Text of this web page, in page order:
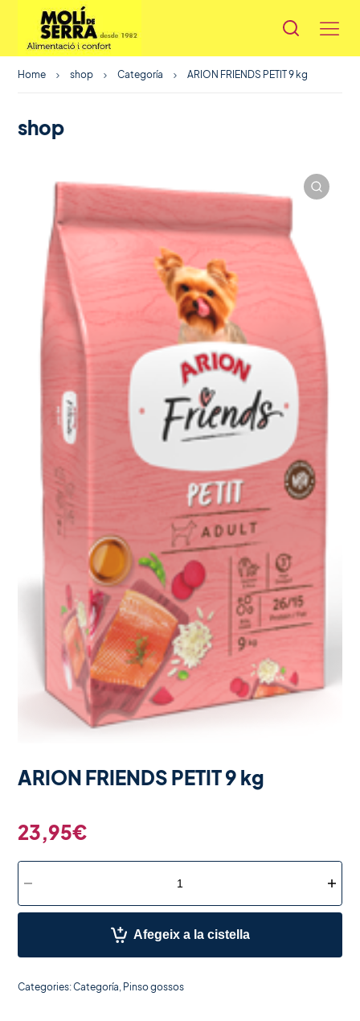
Home shop Categoría ARION FRIENDS PETIT 9 kg
shop
ARION FRIENDS PETIT 9 kg
23,95€
Afegeix a la cistella
Categories:Categoría, Pinso gossos